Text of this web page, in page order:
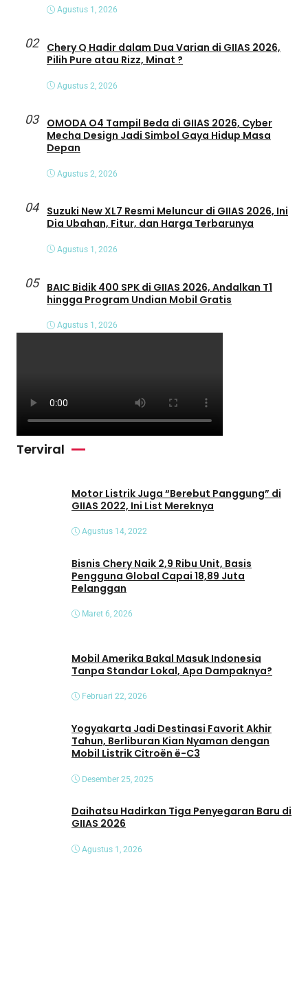
Agustus 1, 2026
02
Chery Q Hadir dalam Dua Varian di GIIAS 2026,
Pilih Pure atau Rizz, Minat ?
Agustus 2, 2026
03
OMODA O4 Tampil Beda di GIIAS 2026, Cyber
Mecha Design Jadi Simbol Gaya Hidup Masa
Depan
Agustus 2, 2026
04
Suzuki New XL7 Resmi Meluncur di GIIAS 2026, Ini
Dia Ubahan, Fitur, dan Harga Terbarunya
Agustus 1, 2026
05
BAIC Bidik 400 SPK di GIIAS 2026, Andalkan T1
hingga Program Undian Mobil Gratis
Agustus 1, 2026
Terviral
Motor Listrik Juga “Berebut Panggung” di
GIIAS 2022, Ini List Mereknya
Agustus 14, 2022
Bisnis Chery Naik 2,9 Ribu Unit, Basis
Pengguna Global Capai 18,89 Juta
Pelanggan
Maret 6, 2026
Mobil Amerika Bakal Masuk Indonesia
Tanpa Standar Lokal, Apa Dampaknya?
Februari 22, 2026
Yogyakarta Jadi Destinasi Favorit Akhir
Tahun, Berliburan Kian Nyaman dengan
Mobil Listrik Citroën ë-C3
Desember 25, 2025
Daihatsu Hadirkan Tiga Penyegaran Baru di
GIIAS 2026
Agustus 1, 2026